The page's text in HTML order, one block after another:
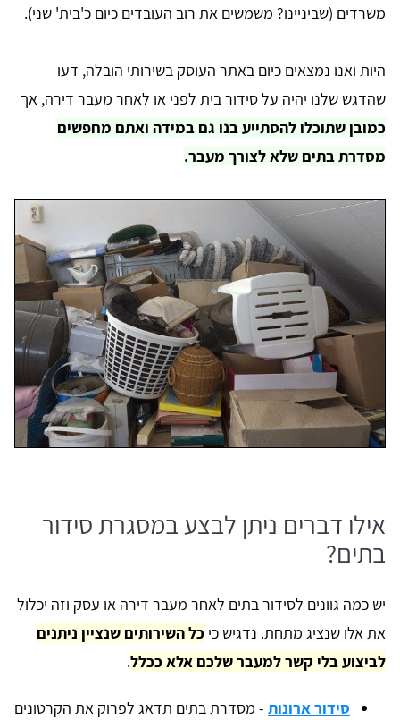
משרדים (שביניינו? משמשים את רוב העובדים כיום כ'בית' שני).
היות ואנו נמצאים כיום באתר העוסק בשירותי הובלה, דעו
שהדגש שלנו יהיה על סידור בית לפני או לאחר מעבר דירה, אך
כמובן שתוכלו להסתייע בנו גם במידה ואתם מחפשים
מסדרת בתים שלא לצורך מעבר.
אילו דברים ניתן לבצע במסגרת סידור
בתים?
יש כמה גוונים לסידור בתים לאחר מעבר דירה או עסק וזה יכלול
את אלו שנציג מתחת. נדגיש כי כל השירותים שנציין ניתנים
לביצוע בלי קשר למעבר שלכם אלא ככלל.
סידור ארונות - מסדרת בתים תדאג לפרוק את הקרטונים